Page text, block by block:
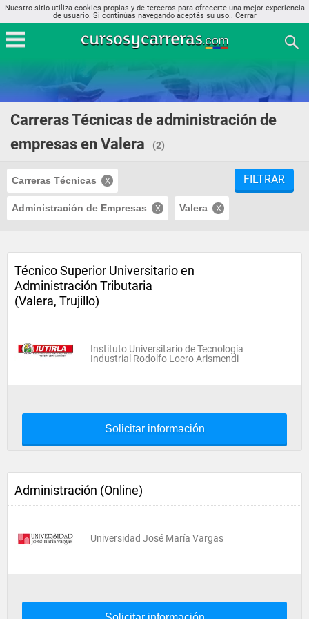
Nuestro sitio utiliza cookies propias y de terceros para ofrecerte una mejor experiencia
de usuario. Si continúas navegando aceptás su uso.. Cerrar
Carreras Técnicas de administración de
empresas en Valera
(2)
Carreras Técnicas
Administración de Empresas Valera
FILTRAR
Técnico Superior Universitario en
Administración Tributaria
(Valera, Trujillo)
Instituto Universitario de Tecnología
Industrial Rodolfo Loero Arismendi
Solicitar información
Administración (Online)
Universidad José María Vargas